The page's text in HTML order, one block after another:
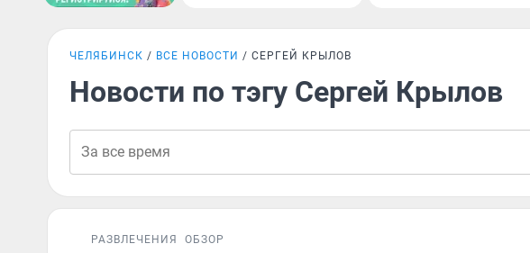
ЧЕЛЯБИНСК ВСЕ НОВОСТИ СЕРГЕЙ КРЫЛОВ
Новости по тэгу Сергей Крылов
РАЗВЛЕЧЕНИЯ ОБЗОР